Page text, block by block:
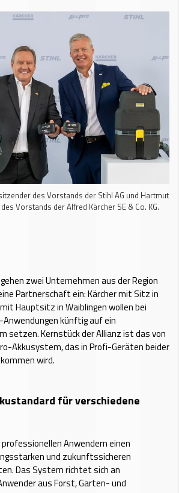
des Vorstands der Stihl AG und Hartmut
Vorstands der Alfred Kärcher SE & Co. KG.
zwei Unternehmen aus der Region
Partnerschaft ein: Kärcher mit Sitz in
Hauptsitz in Waiblingen wollen bei
künftig auf ein
setzen. Kernstück der Allianz ist das von
Akkusystem, das in Profi-Geräten beider
wird.
für verschiedene
Anwendern einen
und zukunftssicheren
Das System richtet sich an
aus Forst, Garten- und